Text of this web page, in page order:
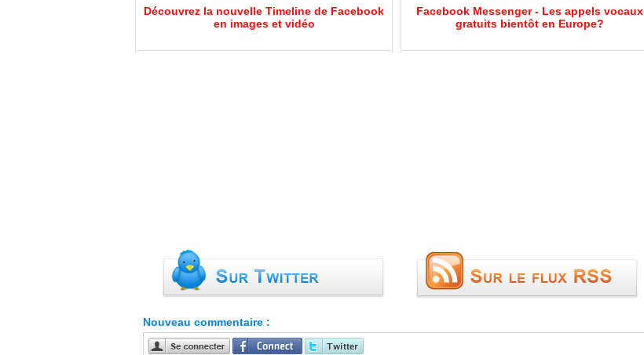
Découvrez la nouvelle Timeline de Facebook
en images et vidéo
Facebook Messenger - Les appels vocaux
gratuits bientôt en Europe?
Nouveau commentaire :